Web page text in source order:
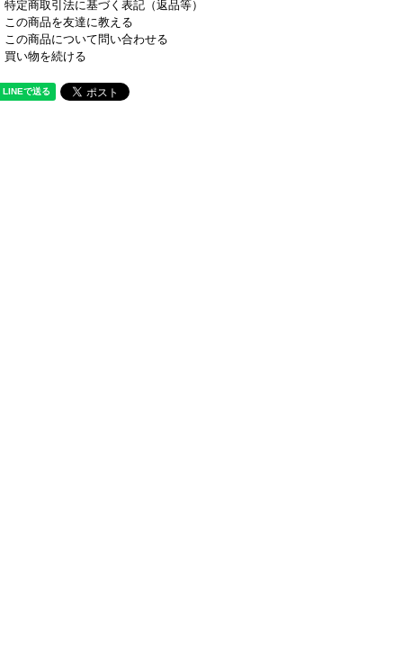
特定商取引法に基づく表記（返品等）
この商品を友達に教える
この商品について問い合わせる
買い物を続ける